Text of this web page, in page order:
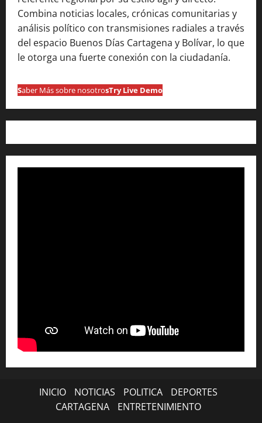
Combina noticias locales, crónicas comunitarias y
análisis político con transmisiones radiales a través
del espacio Buenos Días Cartagena y Bolívar, lo que
le otorga una fuerte conexión con la ciudadanía.
Saber Más sobre nosotrosTry Live Demo
INICIO NOTICIAS POLITICA
DEPORTES
CARTAGENA
ENTRETENIMIENTO